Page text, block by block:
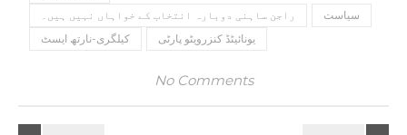
راجن ساہنی دوبارہ انتخاب کے خواہاں نہیں ہیں۔
سیاست
کیلگری-نارتھ ایسٹ
یونائیٹڈ کنزرویٹو پارٹی
No Comments